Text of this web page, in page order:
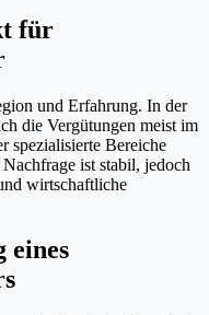
für
und Erfahrung. In der
die Vergütungen meist im
spezialisierte Bereiche
ist stabil, jedoch
wirtschaftliche
eines